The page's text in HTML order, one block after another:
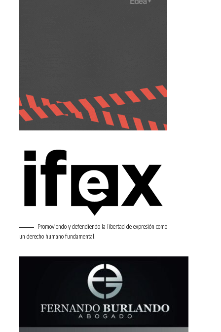
Promoviendo y defendiendo la libertad de expresión como
un derecho humano fundamental.